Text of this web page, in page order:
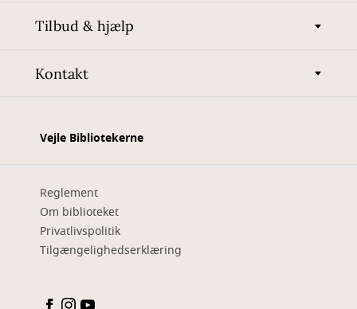
Tilbud & hjælp
Kontakt
Vejle Bibliotekerne
Reglement
Om biblioteket
Privatlivspolitik
Tilgængelighedserklæring